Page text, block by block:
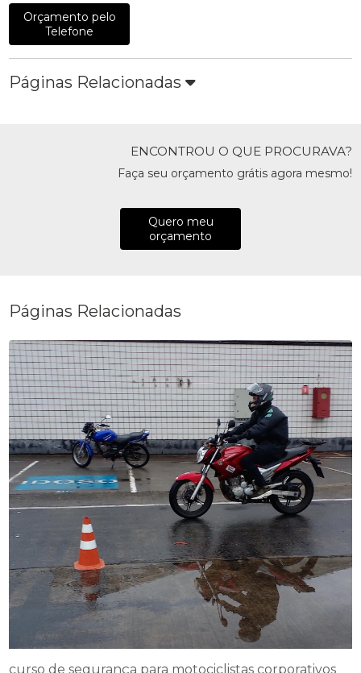
Orçamento pelo
Telefone
Páginas Relacionadas
ENCONTROU O QUE PROCURAVA?
Faça seu orçamento grátis agora mesmo!
Quero meu
orçamento
Páginas Relacionadas
curso de segurança para motociclistas corporativos